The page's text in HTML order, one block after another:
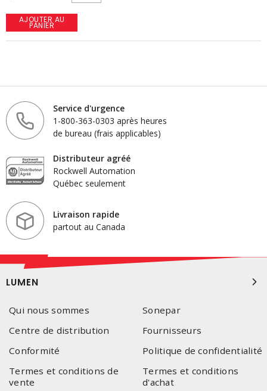
AJOUTER AU
PANIER
Service d'urgence
1-800-363-0303 après heures
de bureau (frais applicables)
Distributeur agréé
Rockwell Automation
Québec seulement
Livraison rapide
partout au Canada
LUMEN
Qui nous sommes
Sonepar
Centre de distribution
Fournisseurs
Conformité
Politique de confidentialité
Termes et conditions de
vente
Termes et conditions
d'achat